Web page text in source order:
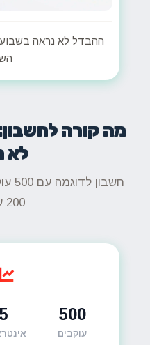
ההבדל לא נראה
מה קורה
לא
200 עוקבים.
500
עוקבים